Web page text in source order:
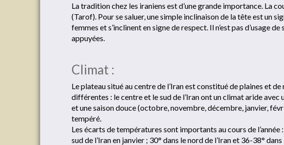
La tradition chez les iraniens est d’une grande importance. La
(Tarof). Pour se saluer, une simple inclinaison de la tête est un
femmes et s’inclinent en signe de respect. Il n’est pas d’usage
appuyées.
Climat :
Le plateau situé au centre de l’Iran est constitué de plaines et
différentes : le centre et le sud de l’Iran ont un climat aride
et une saison douce (octobre, novembre, décembre, janvier,
tempéré.
Les écarts de températures sont importants au cours de l’année
sud de l’Iran en janvier ; 30° dans le nord de l’Iran et 36-38°